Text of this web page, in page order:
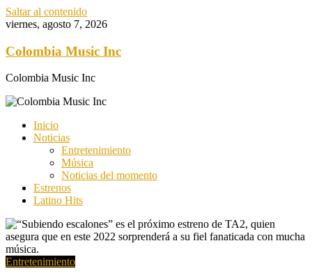
Saltar al contenido
viernes, agosto 7, 2026
Colombia Music Inc
Colombia Music Inc
Inicio
Noticias
Entretenimiento
Música
Noticias del momento
Estrenos
Latino Hits
Entretenimiento